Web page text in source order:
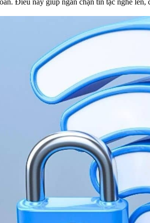
Điều này giúp ngăn chặn tin tặc nghe